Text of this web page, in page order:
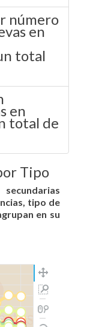
número
en
total
en
total de
Tipo
tipo de
en su